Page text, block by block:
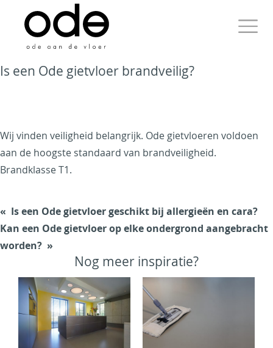
content
Ode aan de Vloer
Just another WordPress
Is een Ode gietvloer brandveilig?
Wij vinden veiligheid belangrijk. Ode gietvloeren voldoen
aan de hoogste standaard van brandveiligheid.
Brandklasse T1.
Is een Ode gietvloer geschikt bij allergieën en cara?
Kan een Ode gietvloer op elke ondergrond aangebracht
worden?
Nog meer inspiratie?